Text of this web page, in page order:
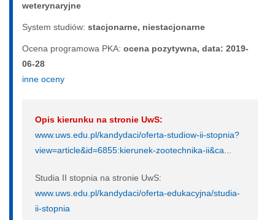
weterynaryjne
System studiów: sta­cjo­nar­ne, nie­sta­cjo­nar­ne
Ocena programowa PKA: ocena pozytywna, data: 2019-
06-28
inne oceny
Opis kierunku na stronie UwS:
www.uws.edu.pl/kandydaci/oferta-studiow-ii-stopnia?
view=article&id=6855:kierunek-zootechnika-ii&ca...
Studia II stopnia na stronie UwS:
www.uws.edu.pl/kandydaci/oferta-edukacyjna/studia-
ii-stopnia